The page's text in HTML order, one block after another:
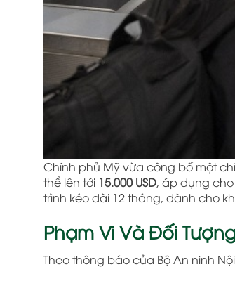
Chính phủ Mỹ vừa công bố một
thể lên tới 15.000 USD, áp dụng
trình kéo dài 12 tháng, dành cho
Phạm Vi Và Đối
Theo thông báo của Bộ An ninh